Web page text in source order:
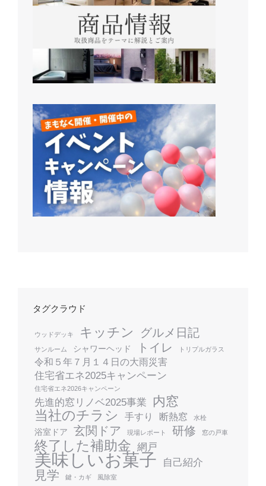
タグクラウド
ウッドデッキ キッチン グルメ日記
サンルーム シャワーヘッド トイレ トリプルガラス
令和５年７月１４日の大雨災害
住宅省エネ2025キャンペーン
住宅省エネ2026キャンペーン
先進的窓リノベ2025事業 内窓
当社のチラシ 手すり 断熱窓 水栓
浴室ドア 玄関ドア 現場レポート 研修 窓の戸車
終了した補助金 網戸
美味しいお菓子 自己紹介
見学 鍵・カギ 風除室